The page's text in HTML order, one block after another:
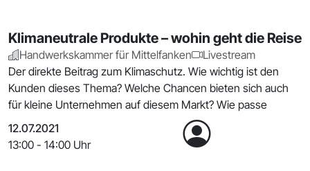
Klimaneutrale Produkte – wohin geht die Reise
Handwerkskammer für Mittelfanken
Livestream
Der direkte Beitrag zum Klimaschutz. Wie wichtig ist den
Kunden dieses Thema? Welche Chancen bieten sich auch
für kleine Unternehmen auf diesem Markt? Wie passe
12.07.2021
13:00 - 14:00 Uhr